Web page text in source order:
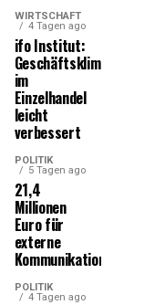
WIRTSCHAFT
4 Tagen ago
ifo Institut:
Geschäftsklima
im
Einzelhandel
leicht
verbessert
POLITIK
5 Tagen ago
21,4
Millionen
Euro für
externe
Kommunikationsleistungen
POLITIK
4 Tagen ago